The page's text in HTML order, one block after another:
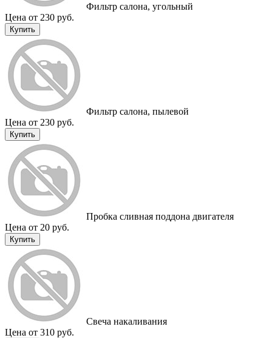
Фильтр салона, угольный
Цена от 230 руб.
Купить
Фильтр салона, пылевой
Цена от 230 руб.
Купить
Пробка сливная поддона двигателя
Цена от 20 руб.
Купить
Cвеча накаливания
Цена от 310 руб.